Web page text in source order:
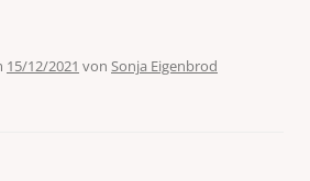
15/12/2021 von Sonja Eigenbrod